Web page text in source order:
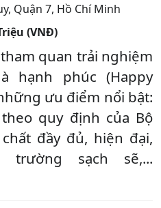
, Quận 7, Hồ Chí Minh
(VNĐ)
quan trải nghiệm
hạnh phúc (Happy
ưu điểm nổi bật:
quy định của Bộ
đầy đủ, hiện đại,
trường sạch sẽ,...